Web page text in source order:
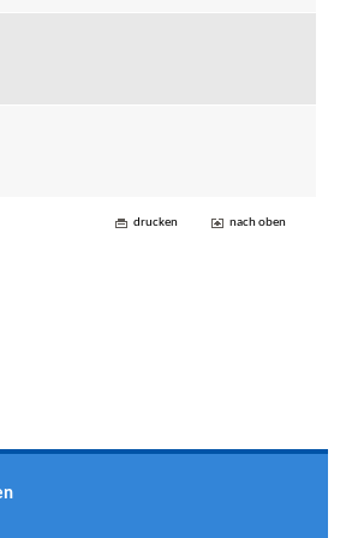
drucken nach oben